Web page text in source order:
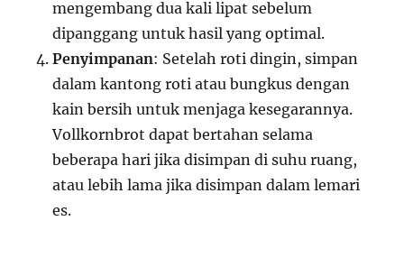
mengembang dua kali lipat sebelum
dipanggang untuk hasil yang optimal.
Penyimpanan: Setelah roti dingin, simpan
dalam kantong roti atau bungkus dengan
kain bersih untuk menjaga kesegarannya.
Vollkornbrot dapat bertahan selama
beberapa hari jika disimpan di suhu ruang,
atau lebih lama jika disimpan dalam lemari
es.